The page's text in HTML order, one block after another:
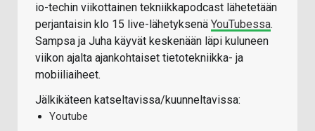
io-techin viikottainen tekniikkapodcast lähetetään
perjantaisin klo 15 live-lähetyksenä YouTubessa.
Sampsa ja Juha käyvät keskenään läpi kuluneen
viikon ajalta ajankohtaiset tietotekniikka- ja
mobiiliaiheet.
Jälkikäteen katseltavissa/kuunneltavissa:
Youtube